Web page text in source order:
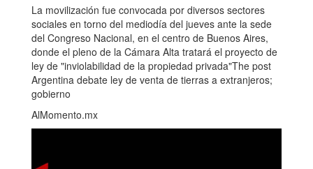
La movilización fue convocada por diversos sectores
sociales en torno del mediodía del jueves ante la sede
del Congreso Nacional, en el centro de Buenos Aires,
donde el pleno de la Cámara Alta tratará el proyecto de
ley de "inviolabilidad de la propiedad privada"The post
Argentina debate ley de venta de tierras a extranjeros;
gobierno
AlMomento.mx